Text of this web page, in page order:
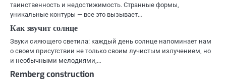
таинственность и недостижимость. Странные формы,
уникальные контуры — все это вызывает…
Как звучит солнце
Звуки сияющего светила: каждый день солнце напоминает нам
о своем присутствии не только своим лучистым излучением, но
и необычными мелодиями,…
Remberg construction